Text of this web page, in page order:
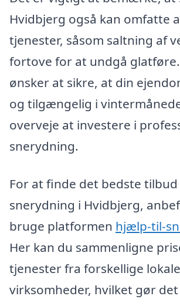
Hvidbjerg også kan omfatte
tjenester, såsom saltning af
fortove for at undgå glatføre.
ønsker at sikre, at din
og tilgængelig i
overveje at investere i
snerydning.
For at finde det bedste tilbud
snerydning i Hvidbjerg,
bruge platformen hjælp-til-
Her kan du sammenligne
tjenester fra forskellige lokale
virksomheder, hvilket gør